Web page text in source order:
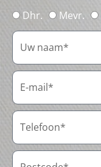
Dhr. Mevr.